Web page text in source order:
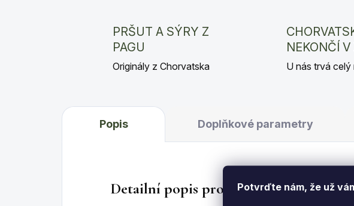
Potvrďte nám​​, že už
PRŠUT A SÝRY Z
PAGU
Originály z Chorvatska
NEKONČÍ V
U nás trvá celý
Popis Doplňkové parametry
Detailní popis produktu